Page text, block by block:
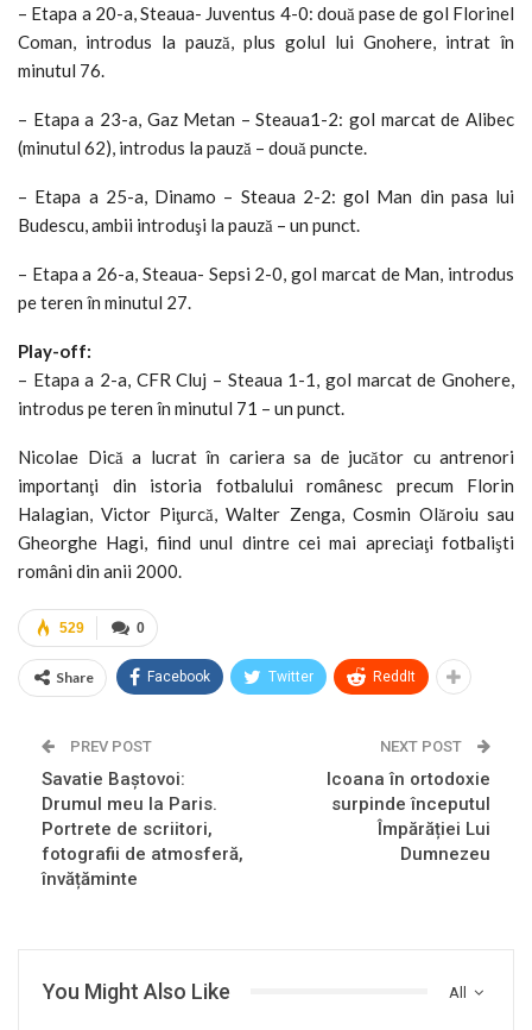
– Etapa a 20-a, Steaua- Juventus 4-0: două pase de gol Florinel
Coman, introdus la pauză, plus golul lui Gnohere, intrat în
minutul 76.
– Etapa a 23-a, Gaz Metan – Steaua1-2: gol marcat de Alibec
(minutul 62), introdus la pauză – două puncte.
– Etapa a 25-a, Dinamo – Steaua 2-2: gol Man din pasa lui
Budescu, ambii introduşi la pauză – un punct.
– Etapa a 26-a, Steaua- Sepsi 2-0, gol marcat de Man, introdus
pe teren în minutul 27.
Play-off:
– Etapa a 2-a, CFR Cluj – Steaua 1-1, gol marcat de Gnohere,
introdus pe teren în minutul 71 – un punct.
Nicolae Dică a lucrat în cariera sa de jucător cu antrenori
importanţi din istoria fotbalului românesc precum Florin
Halagian, Victor Piţurcă, Walter Zenga, Cosmin Olăroiu sau
Gheorghe Hagi, fiind unul dintre cei mai apreciaţi fotbalişti
români din anii 2000.
0
529
Share Facebook Twitter ReddIt
PREV POST
Savatie Baștovoi:
Drumul meu la Paris.
Portrete de scriitori,
fotografii de atmosferă,
învățăminte
NEXT POST
Icoana în ortodoxie
surpinde începutul
Împărăției Lui
Dumnezeu
All
You Might Also Like